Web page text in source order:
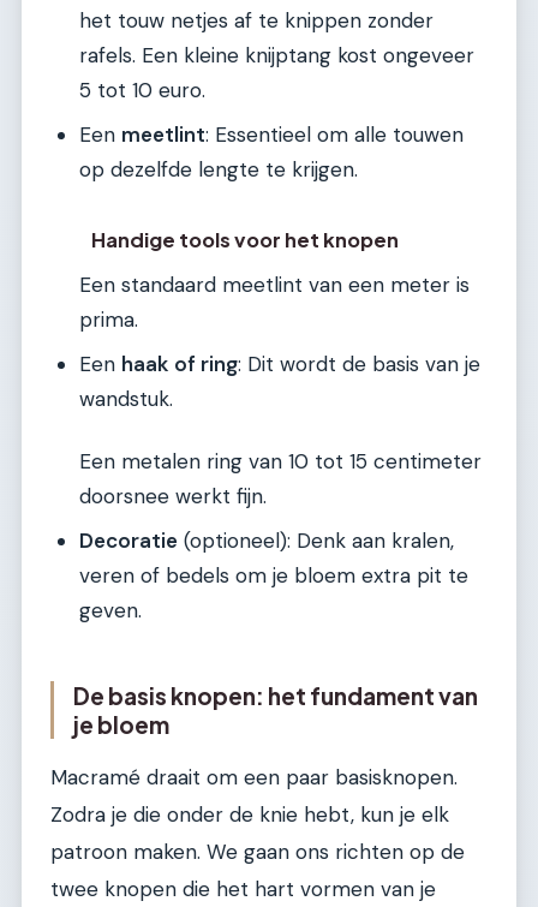
het touw netjes af te knippen zonder
rafels. Een kleine knijptang kost ongeveer
5 tot 10 euro.
Een meetlint: Essentieel om alle touwen
op dezelfde lengte te krijgen.
Handige tools voor het knopen
Een standaard meetlint van een meter is
prima.
Een haak of ring: Dit wordt de basis van je
wandstuk.
Een metalen ring van 10 tot 15 centimeter
doorsnee werkt fijn.
Decoratie (optioneel): Denk aan kralen,
veren of bedels om je bloem extra pit te
geven.
De basis knopen: het fundament van
je bloem
Macramé draait om een paar basisknopen.
Zodra je die onder de knie hebt, kun je elk
patroon maken. We gaan ons richten op de
twee knopen die het hart vormen van je